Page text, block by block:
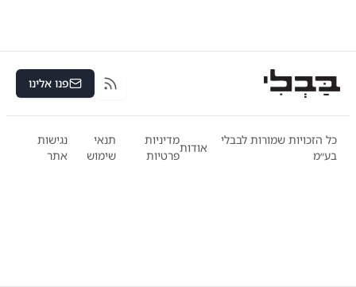
RSS פנו אלינו
כל הזכויות שמורות לבבלי
בע״מ
אודות
מדיניות
פרטיות
תנאי
שימוש
נגישות
אתר